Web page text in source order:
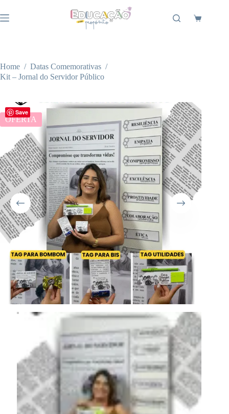
para
o
Carrinho
Home / Datas Comemorativas /
Kit – Jornal do Servidor Público
Save
OFERTA